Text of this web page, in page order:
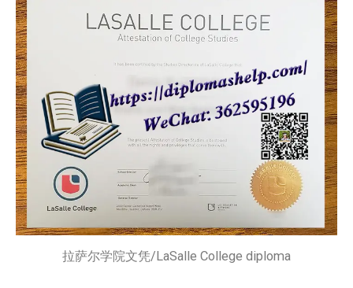
拉萨尔学院文凭/LaSalle College diploma